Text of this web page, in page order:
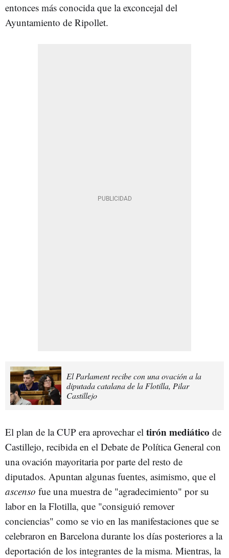
entonces más conocida que la exconcejal del
Ayuntamiento de Ripollet.
El Parlament recibe con una ovación a la
diputada catalana de la Flotilla, Pilar
Castillejo
El plan de la CUP era aprovechar el tirón mediático de
Castillejo, recibida en el Debate de Política General con
una ovación mayoritaria por parte del resto de
diputados. Apuntan algunas fuentes, asimismo, que el
ascenso fue una muestra de "agradecimiento" por su
labor en la Flotilla, que "consiguió remover
conciencias" como se vio en las manifestaciones que se
celebraron en Barcelona durante los días posteriores a la
deportación de los integrantes de la misma. Mientras, la